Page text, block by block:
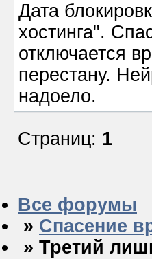
Дата
хостинга".
отключается
перестану.
надоело.
Страниц: 1
Все форумы
» Спасение
» Третий